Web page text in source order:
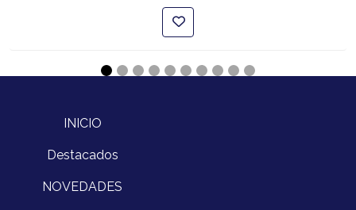
INICIO
Destacados
NOVEDADES